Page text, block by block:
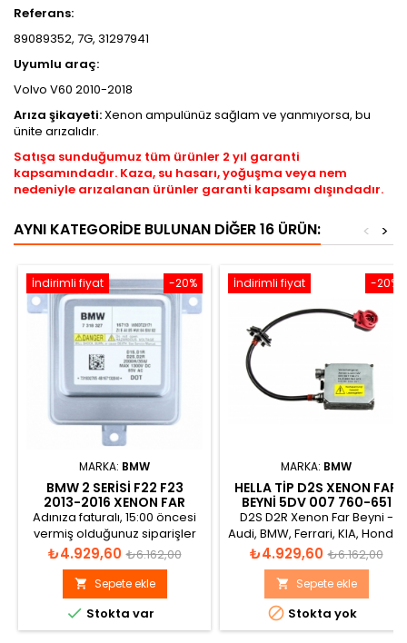
Referans:
89089352, 7G, 31297941
Uyumlu araç:
Volvo V60 2010-2018
Arıza şikayeti:Xenon ampulünüz sağlam ve yanmıyorsa, bu
ünite arızalıdır.
Satışa sunduğumuz tüm ürünler 2 yıl garanti
kapsamındadır. Kaza, su hasarı, yoğuşma veya nem
nedeniyle arızalanan ürünler garanti kapsamı dışındadır.
AYNI KATEGORIDE BULUNAN DIĞER 16 ÜRÜN: >
<
-20%
İndirimli fiyat
MARKA: BMW
BMW 2 SERISI F22 F23
2013-2016 XENON FAR
BEYNI 7318327
Adınıza faturalı, 15:00 öncesi
vermiş olduğunuz siparişler
aynı gün gönderilir.
Fiyat
₺4.929,60 Normal
fiyat
₺6.162,00
 Sepete ekle
 Stokta var
-20%
İndirimli fiyat
MARKA: BMW
HELLA TIP D2S XENON FAR
BEYNI 5DV 007 760-651
63128387114
D2S D2R Xenon Far Beyni -
Audi, BMW, Ferrari, KIA, Honda,
Lamborghini, Lancia,
Mercedes-Benz, OPEL,
Porsche, Skoda, Volvo,
Volkswagen
Fiyat
₺4.929,60 Normal
fiyat
₺6.162,00
 Sepete ekle
 Stokta yok